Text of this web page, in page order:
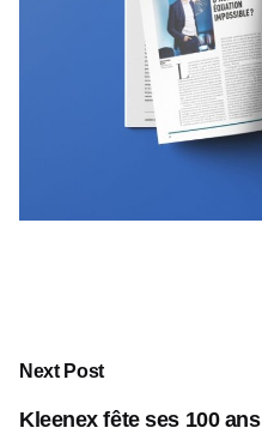
Next Post
Kleenex fête ses 100 ans